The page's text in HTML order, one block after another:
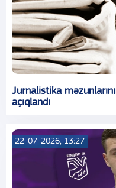
Jurnalistika
açıqlandı
22-07-2026, 13:27